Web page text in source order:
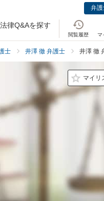
弁護
法律Q&Aを探す
閲覧履歴 マ
士 井澤 徹 弁護士 井澤 徹
マイリ